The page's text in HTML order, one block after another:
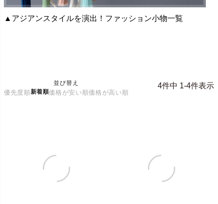
▲アジアンスタイルを演出！ファッション小物一覧
並び替え
優先度順新着順価格が安い順価格が高い順
4件中 1-4件表示